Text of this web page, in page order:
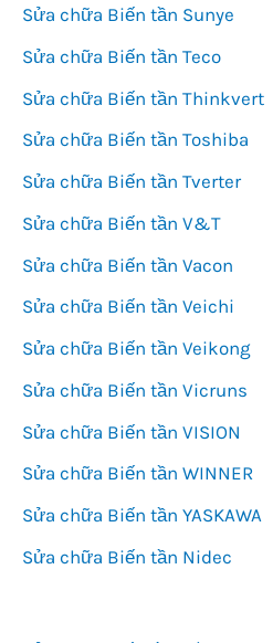
Sửa chữa Biến tần Sunye
Sửa chữa Biến tần Teco
Sửa chữa Biến tần Thinkvert
Sửa chữa Biến tần Toshiba
Sửa chữa Biến tần Tverter
Sửa chữa Biến tần V&T
Sửa chữa Biến tần Vacon
Sửa chữa Biến tần Veichi
Sửa chữa Biến tần Veikong
Sửa chữa Biến tần Vicruns
Sửa chữa Biến tần VISION
Sửa chữa Biến tần WINNER
Sửa chữa Biến tần YASKAWA
Sửa chữa Biến tần Nidec